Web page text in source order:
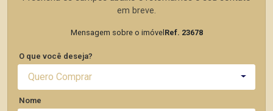
em breve.
Mensagem sobre o imóvelRef. 23678
O que você deseja?
Quero Comprar
Nome